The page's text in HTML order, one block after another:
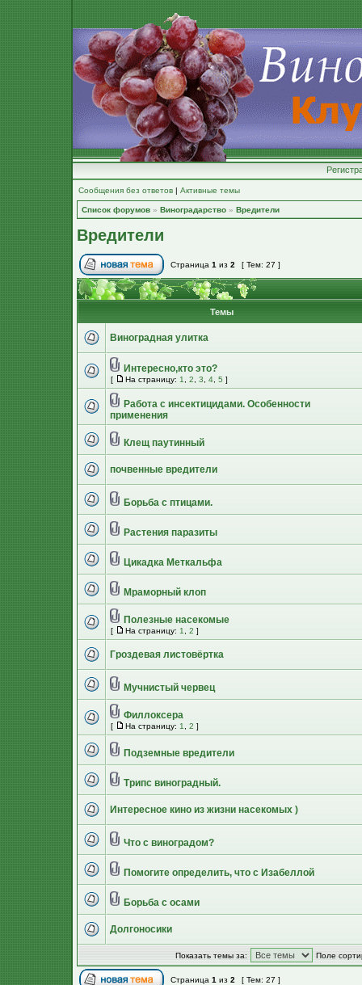
Сообщения без ответов | Активные темы
Список форумов » Виноградарство » Вредители
Вредители
Страница 1 из 2 [ Тем: 27 ]
Темы
Виноградная улитка
Интересно,кто это?
[ На страницу: 1 2 3 4 5 ]
Работа с инсектицидами. Особенности
применения
Клещ паутинный
почвенные вредители
Борьба с птицами.
Растения паразиты
Цикадка Меткальфа
Мраморный клоп
Полезные насекомые
[ На страницу: 1 2 ]
Гроздевая листовёртка
Мучнистый червец
Филлоксера
[ На страницу: 1 2 ]
Подземные вредители
Трипс виноградный.
Интересное кино из жизни насекомых )
Что с виноградом?
Помогите определить, что с Изабеллой
Борьба с осами
Долгоносики
Показать темы за: Поле
Страница 1 из 2 [ Тем: 27 ]